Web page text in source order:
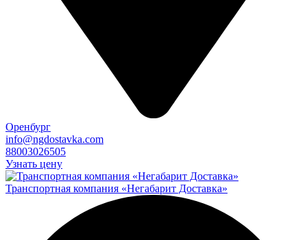
Оренбург
info@ngdostavka.com
88003026505
Узнать цену
Транспортная компания «Негабарит Доставка»